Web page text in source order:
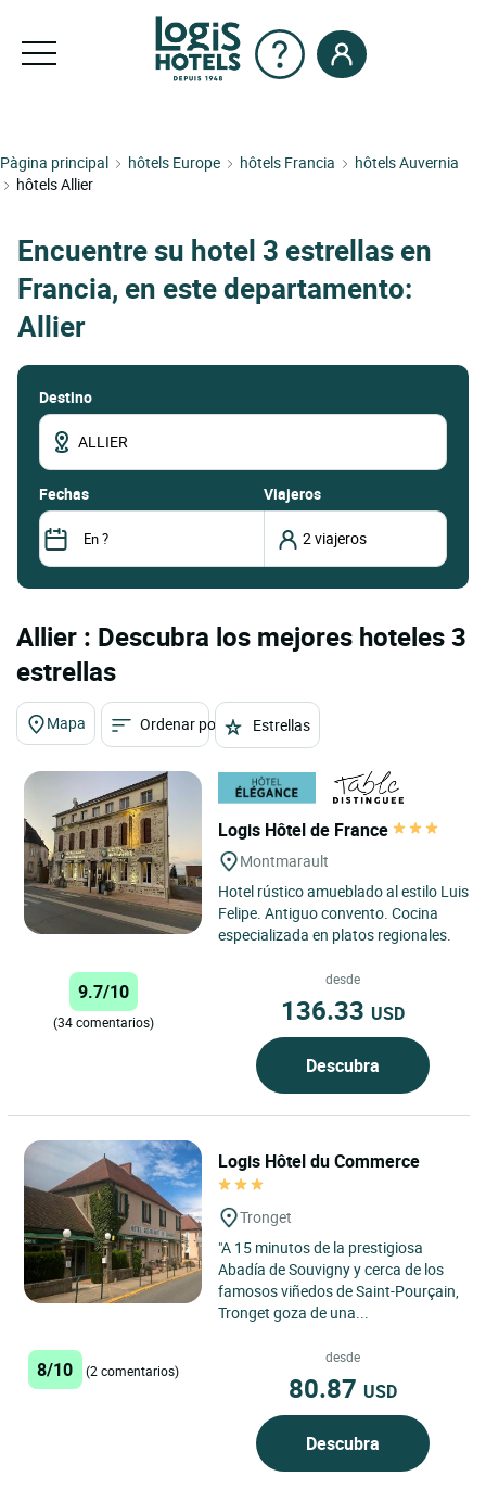
Pàgina principal hôtels Europe hôtels Francia
hôtels Auvernia
hôtels Allier
Encuentre su hotel 3 estrellas en
Francia, en este departamento:
Allier
Destino
fechas Viajeros
Allier : Descubra los mejores hoteles 3
estrellas
Mapa Ordenar por Estrellas
Logis Hôtel de France
Montmarault
Hotel rústico amueblado al estilo Luis
Felipe. Antiguo convento. Cocina
especializada en platos regionales.
9.7/10
(34 comentarios)
desde
136.33 USD
Descubra
Logis Hôtel du Commerce
Tronget
"A 15 minutos de la prestigiosa
Abadía de Souvigny y cerca de los
famosos viñedos de Saint-Pourçain,
Tronget goza de una...
8/10 (2 comentarios)
desde
80.87 USD
Descubra